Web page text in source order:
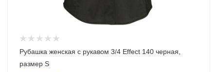
Рубашка женская с рукавом 3/4 Effect 140 черная,
размер S